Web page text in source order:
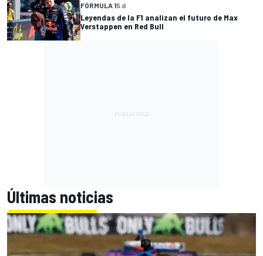
FÓRMULA 15 d
Leyendas de la F1 analizan el futuro de Max
Verstappen en Red Bull
Últimas noticias